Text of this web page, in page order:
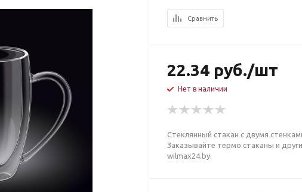
Сравнить
22.34 руб./шт
Нет в наличии
Стеклянный стакан с двумя
Заказывайте термо стаканы и
wilmax24.by.